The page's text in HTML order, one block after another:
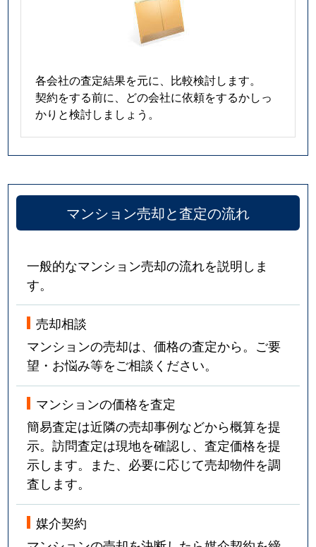
各会社の査定結果を元に、比較検討します。
契約をする前に、どの会社に依頼をするかしっ
かりと検討しましょう。
マンション売却と査定の流れ
一般的なマンション売却の流れを説明しま
す。
売却相談
マンションの売却は、価格の査定から。ご要
望・お悩み等をご相談ください。
マンションの価格を査定
簡易査定は近隣の売却事例などから概算を提
示。訪問査定は現地を確認し、査定価格を提
示します。また、必要に応じて売却物件を調
査します。
媒介契約